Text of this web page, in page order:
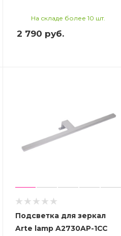
На складе более 10 шт.
2 790 руб.
Подсветка для зеркал
Arte lamp A2730AP-1CC